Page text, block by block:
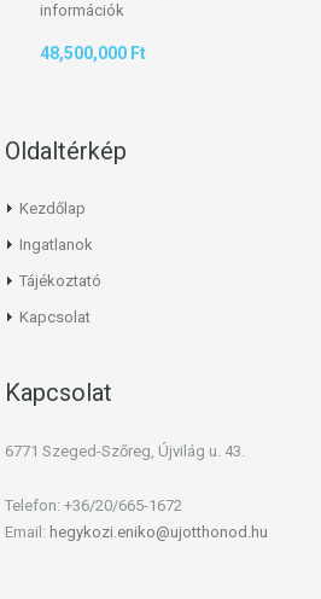
információk
48,500,000 Ft
Oldaltérkép
Kezdőlap
Ingatlanok
Tájékoztató
Kapcsolat
Kapcsolat
6771 Szeged-Szőreg, Újvilág u. 43.
Telefon: +36/20/665-1672
Email: hegykozi.eniko@ujotthonod.hu